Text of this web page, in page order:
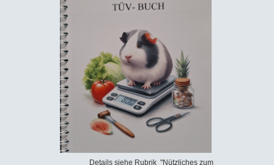
Details siehe Rubrik "Nützliches zum